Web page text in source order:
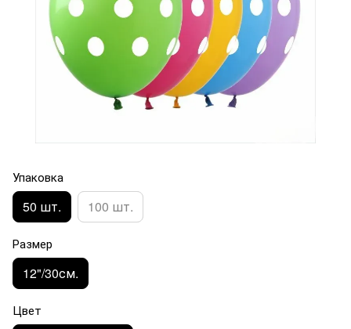
Упаковка
50 шт. 100 шт.
Размер
12"/30см.
Цвет